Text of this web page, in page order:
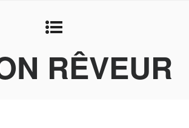
RÊVEUR